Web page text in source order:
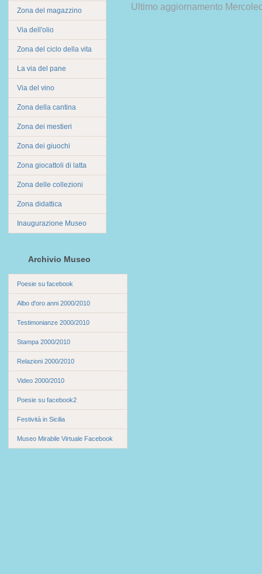
Zona del magazzino
Via dell'olio
Zona del ciclo della vita
La via del pane
Via del vino
Zona della cantina
Zona dei mestieri
Zona dei giuochi
Zona giocattoli di latta
Zona delle collezioni
Zona didattica
Inaugurazione Museo
Archivio Museo
Poesie su facebook
Albo d'oro anni 2000/2010
Testimonianze 2000/2010
Stampa 2000/2010
Relazioni 2000/2010
Video 2000/2010
Poesie su facebook2
Festività in Sicilia
Museo Mirabile Virtuale Facebook
Ultimo aggiornamento